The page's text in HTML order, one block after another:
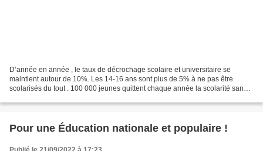
D’année en année , le taux de décrochage scolaire et universitaire se
maintient autour de 10%. Les 14-16 ans sont plus de 5% à ne pas être
scolarisés du tout . 100 000 jeunes quittent chaque année la scolarité sans
Pour une Éducation nationale et populaire !